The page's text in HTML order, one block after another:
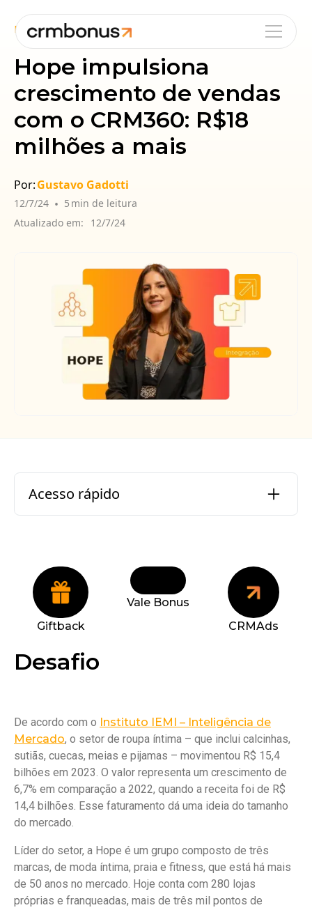
Blog Cases Omnichannel
Hope impulsiona
crescimento de vendas
com o CRM360: R$18
milhões a mais
Por:Gustavo Gadotti
12/7/24 • 5 min de leitura
Atualizado em:
12/7/24
Acesso rápido
Solução
Canais de comunicação
Resultados
Giftback
Vale Bonus
CRMAds
Desafio
De acordo com o Instituto IEMI – Inteligência de
Mercado, o setor de roupa íntima – que inclui calcinhas,
sutiãs, cuecas, meias e pijamas – movimentou R$ 15,4
bilhões em 2023. O valor representa um crescimento de
6,7% em comparação a 2022, quando a receita foi de R$
14,4 bilhões. Esse faturamento dá uma ideia do tamanho
do mercado.
Líder do setor, a Hope é um grupo composto de três
marcas, de moda íntima, praia e fitness, que está há mais
de 50 anos no mercado. Hoje conta com 280 lojas
próprias e franqueadas, mais de três mil pontos de